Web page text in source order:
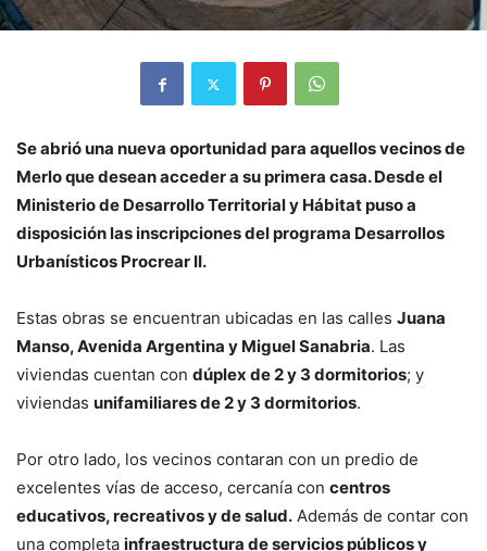
Se abrió una nueva oportunidad para aquellos vecinos de
Merlo que desean acceder a su primera casa. Desde el
Ministerio de Desarrollo Territorial y Hábitat puso a
disposición las inscripciones del programa Desarrollos
Urbanísticos Procrear II.
Estas obras se encuentran ubicadas en las calles Juana
Manso, Avenida Argentina y Miguel Sanabria. Las
viviendas cuentan con dúplex de 2 y 3 dormitorios; y
viviendas unifamiliares de 2 y 3 dormitorios.
Por otro lado, los vecinos contaran con un predio de
excelentes vías de acceso, cercanía con centros
educativos, recreativos y de salud. Además de contar con
una completa infraestructura de servicios públicos y